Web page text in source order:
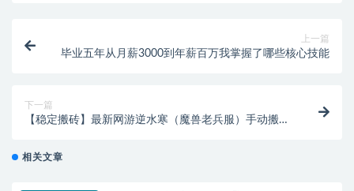
上一篇
毕业五年从月薪3000到年薪百万我掌握了哪些核心技能
下一篇
【稳定搬砖】最新网游逆水寒（魔兽老兵服）手动搬砖
相关文章